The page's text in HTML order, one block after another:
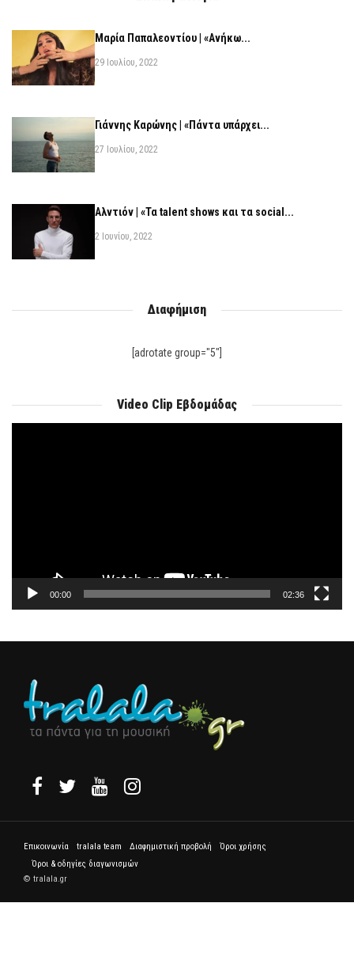
Μαρία Παπαλεοντίου | «Ανήκω...
29 Ιουλίου, 2022
Γιάννης Καρώνης | «Πάντα υπάρχει...
27 Ιουλίου, 2022
Αλντιόν | «Τα talent shows και τα social...
2 Ιουνίου, 2022
Διαφήμιση
[adrotate group="5"]
Video Clip Εβδομάδας
00:00 02:36
Επικοινωνία tralala team Διαφημιστική προβολή
Όροι χρήσης
Όροι & οδηγίες διαγωνισμών
© tralala.gr